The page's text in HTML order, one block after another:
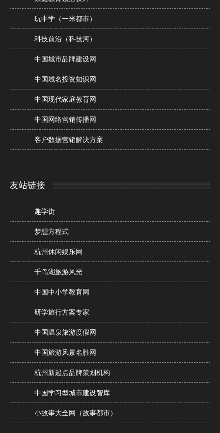
玩中学（一米都市）
科技前沿（科技河）
中国城市品牌建设网
中国域名投资知识网
中国现代家庭教育网
中国网络营销传播网
客户数据营销解决方案
友站链接
趣学街
梦想方程式
杭州休闲娱乐网
千岛湖旅游风光
中国中小学教育网
研学旅行方案专家
中国温泉旅游度假网
中国旅游风景名胜网
杭州新起点品牌策划机构
中国学习型城市建设智库
小故事大全网（故事都市）